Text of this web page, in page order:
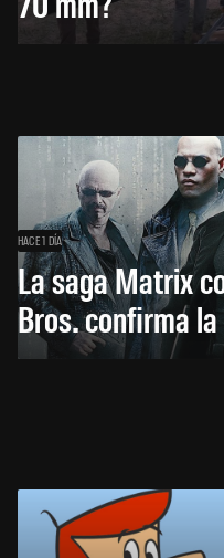
HACE 1 DÍA
La saga Matrix
Bros. confirma